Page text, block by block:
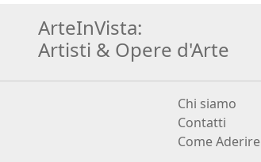
ArteInVista:
Artisti & Opere d'Arte
Chi siamo
Contatti
Come Aderire